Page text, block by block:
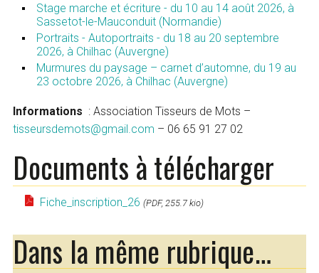
Stage marche et écriture - du 10 au 14 août 2026, à
Sassetot-le-Mauconduit (Normandie)
Portraits - Autoportraits - du 18 au 20 septembre
2026, à Chilhac (Auvergne)
Murmures du paysage – carnet d’automne, du 19 au
23 octobre 2026, à Chilhac (Auvergne)
Informations : Association Tisseurs de Mots –
tisseursdemots@gmail.com – 06 65 91 27 02
Documents à télécharger
Fiche_inscription_26 (PDF, 255.7 kio)
Dans la même rubrique…